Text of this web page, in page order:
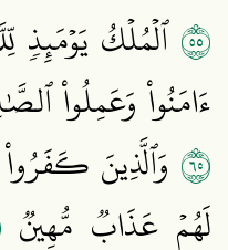
٥٥ٱلۡمُلۡكُ يَوۡمَئِذٖ
ءَامَنُواْ وَعَمِلُواْ
٥٦ وَٱلَّذِينَ كَفَرُواْ
لَهُمۡ عَذَابٞ مُّهِينٞ